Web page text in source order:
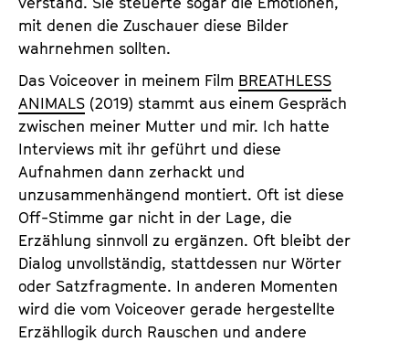
mit denen die Zuschauer diese Bilder
wahrnehmen sollten.
Das Voiceover in meinem Film BREATHLESS
ANIMALS (2019) stammt aus einem Gespräch
zwischen meiner Mutter und mir. Ich hatte
Interviews mit ihr geführt und diese
Aufnahmen dann zerhackt und
unzusammenhängend montiert. Oft ist diese
Off-Stimme gar nicht in der Lage, die
Erzählung sinnvoll zu ergänzen. Oft bleibt der
Dialog unvollständig, stattdessen nur Wörter
oder Satzfragmente. In anderen Momenten
wird die vom Voiceover gerade hergestellte
Erzähllogik durch Rauschen und andere